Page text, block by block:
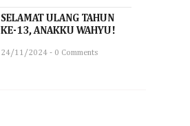
SELAMAT ULANG TAHUN
KE-13, ANAKKU WAHYU!
24/11/2024 - 0 Comments